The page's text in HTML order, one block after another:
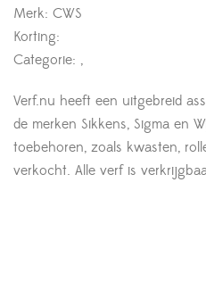
Merk: CWS
Korting:
Categorie: ,
Verf.nu heeft een uitgebreid
de merken Sikkens, Sigma en
toebehoren, zoals kwasten,
verkocht. Alle verf is